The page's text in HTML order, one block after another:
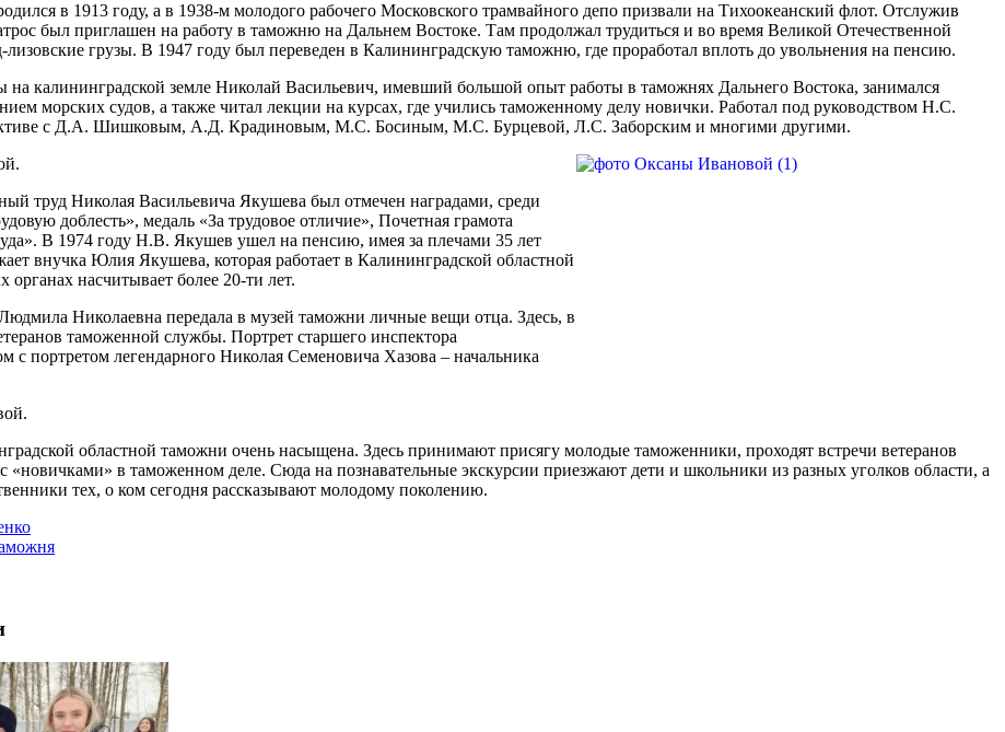
в 1913 году, а в 1938-м молодого рабочего Московского трамвайного депо призвали на Тихоокеанский флот. Отслужив
был приглашен на работу в таможню на Дальнем Востоке. Там продолжал трудиться и во время Великой Отечественной
грузы. В 1947 году был переведен в Калининградскую таможню, где проработал вплоть до увольнения на пенсию.
калининградской земле Николай Васильевич, имевший большой опыт работы в таможнях Дальнего Востока, занимался
морских судов, а также читал лекции на курсах, где учились таможенному делу новички. Работал под руководством Н.С.
с Д.А. Шишковым, А.Д. Крадиновым, М.С. Босиным, М.С. Бурцевой, Л.С. Заборским и многими другими.
труд Николая Васильевича Якушева был отмечен наградами, среди
доблесть», медаль «За трудовое отличие», Почетная грамота
В 1974 году Н.В. Якушев ушел на пенсию, имея за плечами 35 лет
внучка Юлия Якушева, которая работает в Калининградской областной
насчитывает более 20-ти лет.
Николаевна передала в музей таможни личные вещи отца. Здесь, в
таможенной службы. Портрет старшего инспектора
портретом легендарного Николая Семеновича Хазова – начальника
областной таможни очень насыщена. Здесь принимают присягу молодые таможенники, проходят встречи ветеранов
в таможенном деле. Сюда на познавательные экскурсии приезжают дети и школьники из разных уголков области, а
тех, о ком сегодня рассказывают молодому поколению.